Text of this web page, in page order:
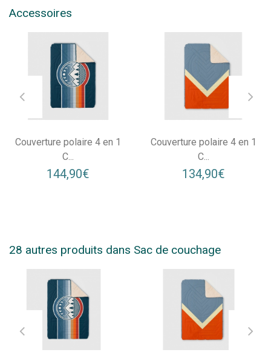
Accessoires
Couverture polaire 4 en 1
C...
144,90€
Couverture polaire 4 en 1
C...
134,90€
28 autres produits dans Sac de couchage